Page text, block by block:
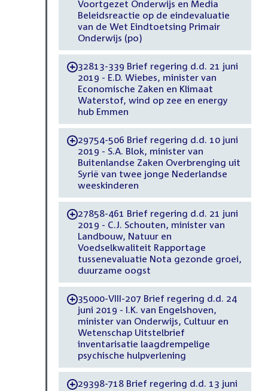
Voortgezet Onderwijs en Media
Beleidsreactie op de eindevaluatie
van de Wet Eindtoetsing Primair
Onderwijs (po)
-32813-339 Brief regering d.d. 21 juni
2019 - E.D. Wiebes, minister van
Economische Zaken en Klimaat
Waterstof, wind op zee en energy
hub Emmen
-29754-506 Brief regering d.d. 10 juni
2019 - S.A. Blok, minister van
Buitenlandse Zaken Overbrenging uit
Syrië van twee jonge Nederlandse
weeskinderen
-27858-461 Brief regering d.d. 21 juni
2019 - C.J. Schouten, minister van
Landbouw, Natuur en
Voedselkwaliteit Rapportage
tussenevaluatie Nota gezonde groei,
duurzame oogst
-35000-VIII-207 Brief regering d.d. 24
juni 2019 - I.K. van Engelshoven,
minister van Onderwijs, Cultuur en
Wetenschap Uitstelbrief
inventarisatie laagdrempelige
psychische hulpverlening
-29398-718 Brief regering d.d. 13 juni